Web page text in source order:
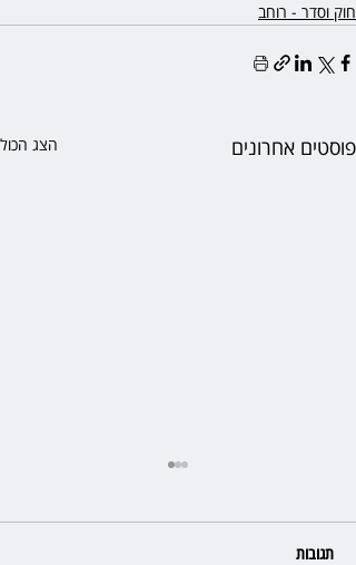
חוק וסדר - רוחב
פוסטים אחרונים הצג הכול
תגובות